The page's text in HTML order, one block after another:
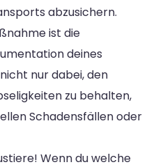
abzusichern.
ist die
deines
nur dabei, den
zu behalten,
Schadensfällen oder
Wenn du welche